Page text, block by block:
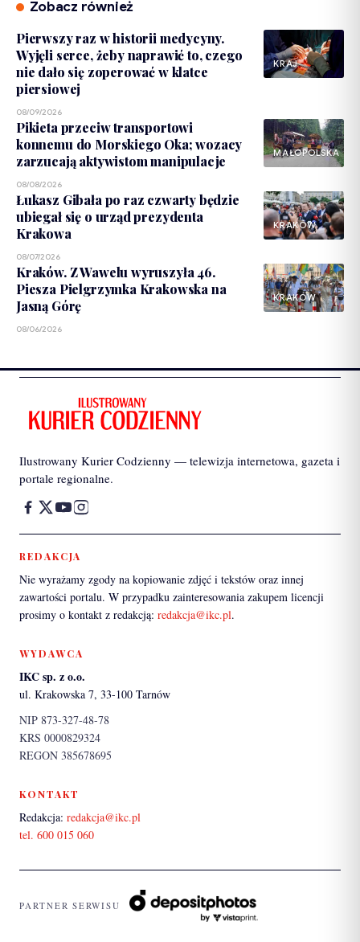
Zobacz również
KRAJ
Pierwszy raz w historii medycyny.
Wyjęli serce, żeby naprawić to, czego
nie dało się zoperować w klatce
piersiowej
08/09/2026
MAŁOPOLSKA
Pikieta przeciw transportowi
konnemu do Morskiego Oka; wozacy
zarzucają aktywistom manipulacje
08/08/2026
KRAKÓW
Łukasz Gibała po raz czwarty będzie
ubiegał się o urząd prezydenta
Krakowa
08/07/2026
KRAKÓW
Kraków. Z Wawelu wyruszyła 46.
Piesza Pielgrzymka Krakowska na
Jasną Górę
08/06/2026
Ilustrowany Kurier Codzienny — telewizja internetowa, gazeta i
portale regionalne.
REDAKCJA
Nie wyrażamy zgody na kopiowanie zdjęć i tekstów oraz innej
zawartości portalu. W przypadku zainteresowania zakupem licencji
prosimy o kontakt z redakcją: redakcja@ikc.pl.
WYDAWCA
IKC sp. z o.o.
ul. Krakowska 7, 33-100 Tarnów
NIP 873-327-48-78
KRS 0000829324
REGON 385678695
KONTAKT
Redakcja: redakcja@ikc.pl
tel. 600 015 060
PARTNER SERWISU